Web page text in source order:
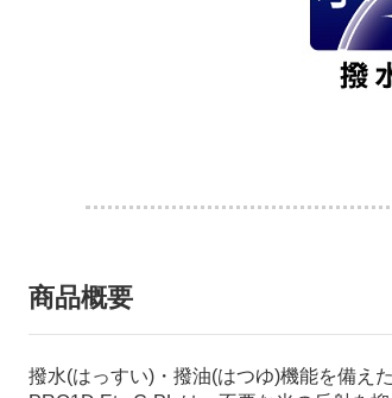
商品概要
撥水(はっすい)・撥油(はつゆ)機能を備え